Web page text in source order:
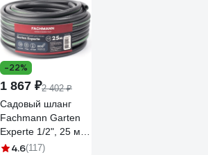
быстросъемные
коннекторы с
аквастопом и без
штуцера 1/2-3/4
наконечник) DELI
134986
-22%
1 867 ₽2 402 ₽
Садовый шланг
Fachmann Garten
Experte 1/2", 25 м
05.045
4.6(117)